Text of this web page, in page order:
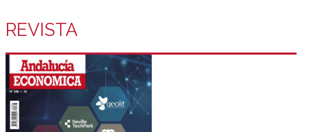
REVISTA